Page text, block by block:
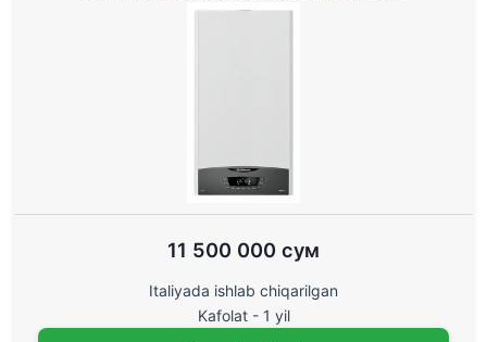
11 500 000 сум
Italiyada ishlab chiqarilgan
Kafolat - 1 yil